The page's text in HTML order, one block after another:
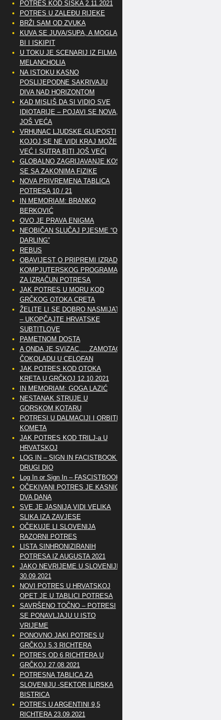
POTRES KOD SISKA 2.11.2021
POTRES U ZALEĐU RIJEKE
BRŽI SAM OD ZVUKA
KUVA SE JUVA/SUPA, A MOGLA
BI I ISKIPIT
U TOKU JE SCENARIJ IZ FILMA
MELANCHOLIA
NA ISTOKU KASNO
POSLIJEPODNE SAKRIVAJU
DIVA NAD HORIZONTOM
KAD MISLIŠ DA SI VIDIO SVE
IDIOTARIJE – POJAVI SE NOVA,..
JOŠ VEĆA
VRHUNAC LJUDSKE GLUPOSTI
KOJOJ SE NE VIDI KRAJ MOŽE
VEĆ I SUTRA BITI JOŠ VEĆI
GLOBALNO ZAGRIJAVANJE KOSI
SE SA ZAKONIMA FIZIKE
NOVA PRIVREMENA TABLICA
POTRESA 10 / 21
IN MEMORIAM: BRANKO
BERKOVIĆ
OVO JE PRAVA ENIGMA
NEOBIČAN SLUČAJ PJESME “OH
DARLING”
REBUS
OBAVIJEST O PRIPREMI IZRADE
KOMPJUTERSKOG PROGRAMA
ZA IZRAČUN POTRESA
JAK POTRES U MORU KOD
GRČKOG OTOKA CRETA
ŽELITE LI SE DOBRO NASMIJATI
– UKOPČAJTE HRVATSKE
SUBTITLOVE
PAMETNOM DOSTA
A ONDA JE SVIZAC,… ZAMOTAO
ČOKOLADU U CELOFAN
JAK POTRES KOD OTOKA
KRETA U GRČKOJ 12.10.2021
IN MEMORIAM: GOGA LAZIĆ
NESTANAK STRUJE U
GORSKOM KOTARU
POTRESI U DALMACIJI I ORBITE
KOMETA
JAK POTRES KOD TRILJ-a U
HRVATSKOJ
LOG IN – SIGN IN FACISTBOOK –
DRUGI DIO
Log In or Sign In – FASCISTBOOK
OČEKIVANI POTRES JE KASNIO
DVA DANA
SVE JE JASNIJA VIDI VELIKA
SLIKA IZA ZAVJESE
OČEKUJE LI SLOVENIJA
RAZORNI POTRES
LISTA SINHRONIZIRANIH
POTRESA IZ AUGUSTA 2021
JAKO NEVRIJEME U SLOVENIJI
30.09.2021
NOVI POTRES U HRVATSKOJ
OPET JE U TABLICI POTRESA
SAVRŠENO TOČNO – POTRESI
SE PONAVLJAJU U ISTO
VRIJEME
PONOVNO JAKI POTRES U
GRČKOJ 5.3 RICHTERA
POTRES OD 6 RICHTERA U
GRČKOJ 27.08.2021
POTRESNA TABLICA ZA
SLOVENIJU -SEKTOR ILIRSKA
BISTRICA
POTRES U ARGENTINI 9,5
RICHTERA 23.09.2021